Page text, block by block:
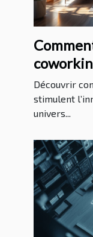
Découvrir
stimulent
univers...